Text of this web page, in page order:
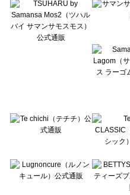
Lugnoncure（ルノンキュール）のスカー
BETTY'S BLUE（べティーズブルー）の
Wpc.（ワールドパーティー）のスカート